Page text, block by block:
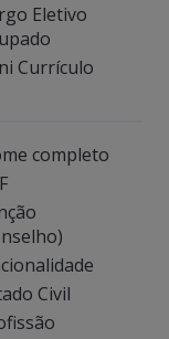
Eletivo
Currículo
completo
Civil